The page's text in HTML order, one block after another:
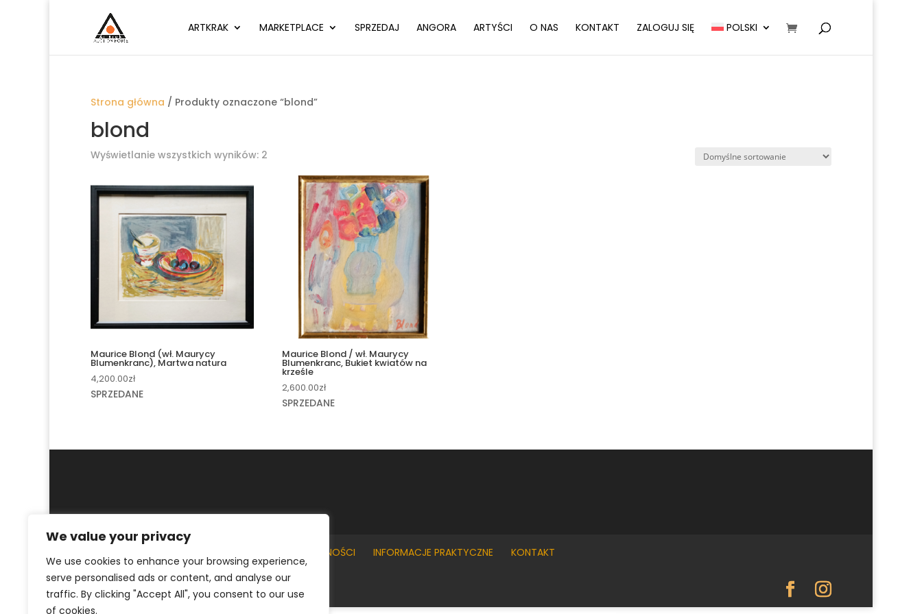
We value your privacy
We use cookies to enhance your browsing experience,
serve personalised ads or content, and analyse our
traffic. By clicking "Accept All", you consent to our use
of cookies.
ARTKRAK MARKETPLACE SPRZEDAJ ANGORA ARTYŚCI O NAS KONTAKT ZALOGUJ SIĘ POLSKI
Strona główna / Produkty oznaczone “blond”
blond
Wyświetlanie wszystkich wyników: 2
Maurice Blond (wł. Maurycy
Blumenkranc), Martwa natura
4,200.00zł
SPRZEDANE
Maurice Blond / wł. Maurycy
Blumenkranc, Bukiet kwiatów na
krześle
2,600.00zł
SPRZEDANE
POLITYKA PRYWATNOŚCI INFORMACJE PRAKTYCZNE KONTAKT
© ArtKrak Auction House 2023